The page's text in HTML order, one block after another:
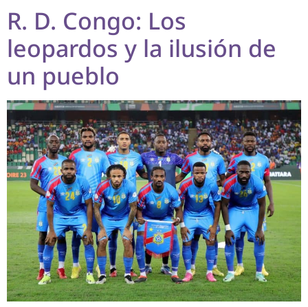
R. D. Congo: Los
leopardos y la ilusión de
un pueblo